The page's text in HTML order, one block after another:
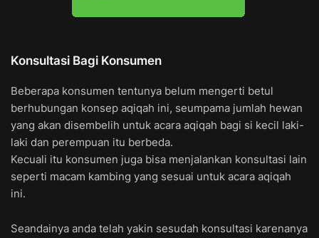
Konsultasi Bagi Konsumen
Beberapa konsumen tentunya belum mengerti betul
berhubungan konsep aqiqah ini, seumpama jumlah hewan
yang akan disembelih untuk acara aqiqah bagi si kecil laki-
laki dan perempuan itu berbeda.
Kecuali itu konsumen juga bisa menjalankan konsultasi lain
seperti macam kambing yang sesuai untuk acara aqiqah
ini.
Seandainya anda telah yakin sesudah konsultasi karenanya